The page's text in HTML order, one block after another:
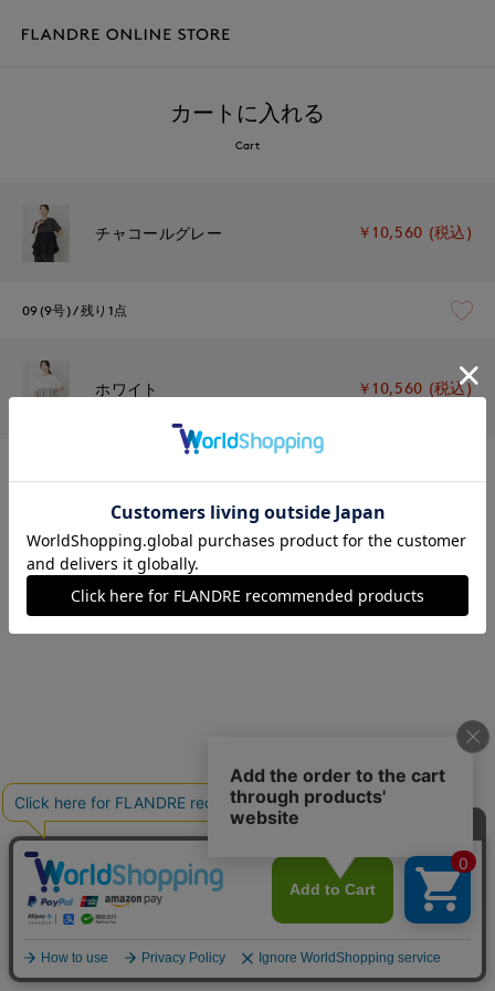
カートに入れる
Cart
チャコールグレー ￥10,560 (税込)
09(9号) 残り1点
ホワイト ￥10,560 (税込)